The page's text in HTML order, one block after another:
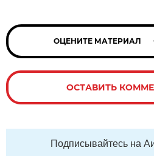
ОЦЕНИТЕ МАТЕРИАЛ
ОСТАВИТЬ
Подписывайтесь на